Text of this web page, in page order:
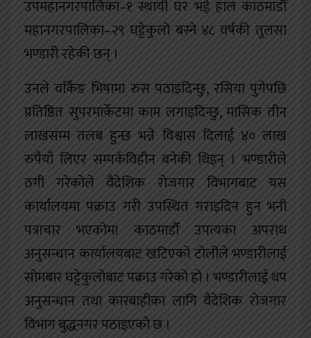
उपमहानगरपालिका–१ स्थायी घर भई हाल काठमाडौँ
महानगरपालिका–२९ घट्टेकुलो बस्ने ४८ वर्षकी तुलसा
भण्डारी रहेकी छन् ।
उनले वर्किङ भिषामा रुस पठाइदिन्छु, रसिया पुगेपछि
प्रतिष्ठित सुपरमार्केटमा काम लगाइदिन्छु, मासिक तीन
लाखसम्म तलब हुन्छ भन्ने विश्वास दिलाई ४० लाख
रुपैयाँ लिएर सम्पर्कविहीन बनेकी थिइन् । भण्डारीले
ठगी गरेकोले वैदेशिक रोजगार विभागबाट यस
कार्यालयमा पक्राउ गरी उपस्थित गराइदिन हुन भनी
पत्राचार भएकोमा काठमाडौँ उपत्यका अपराध
अनुसन्धान कार्यालयबाट खटिएको टोलीले भण्डारीलाई
सोमबार घट्टेकुलोबाट पक्राउ गरेको हो । भण्डारीलाई थप
अनुसन्धान तथा कारबाहीका लागि वैदेशिक रोजगार
विभाग बुद्धनगर पठाइएको छ ।